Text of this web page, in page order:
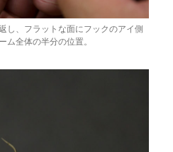
し、フラットな面にフックのアイ側
ム全体の半分の位置。